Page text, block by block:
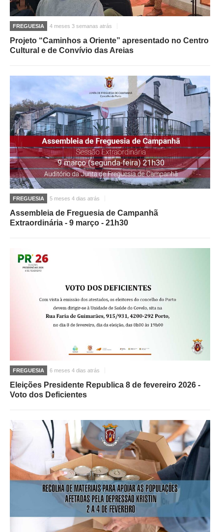
FREGUESIA 4 meses 3 semanas atrás
Projeto “Caminhos a Oriente” apresentado no Centro
Cultural e de Convívio das Areias
FREGUESIA 5 meses 4 dias atrás
Assembleia de Freguesia de Campanhã
Extraordinária - 9 março - 21h30
FREGUESIA 6 meses 4 dias atrás
Eleições Presidente Republica 8 de fevereiro 2026 -
Voto dos Deficientes